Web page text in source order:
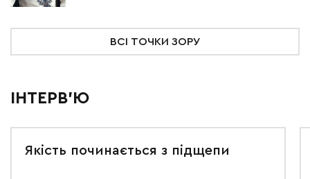
ВСІ ТОЧКИ ЗОРУ
ІНТЕРВ'Ю
Якість починається з підщепи